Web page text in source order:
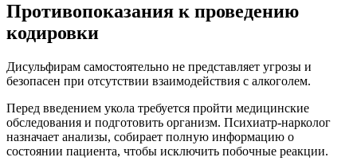
Противопоказания к проведению
кодировки
Дисульфирам самостоятельно не представляет угрозы и
безопасен при отсутствии взаимодействия с алкоголем.
Перед введением укола требуется пройти медицинские
обследования и подготовить организм. Психиатр-нарколог
назначает анализы, собирает полную информацию о
состоянии пациента, чтобы исключить побочные реакции.